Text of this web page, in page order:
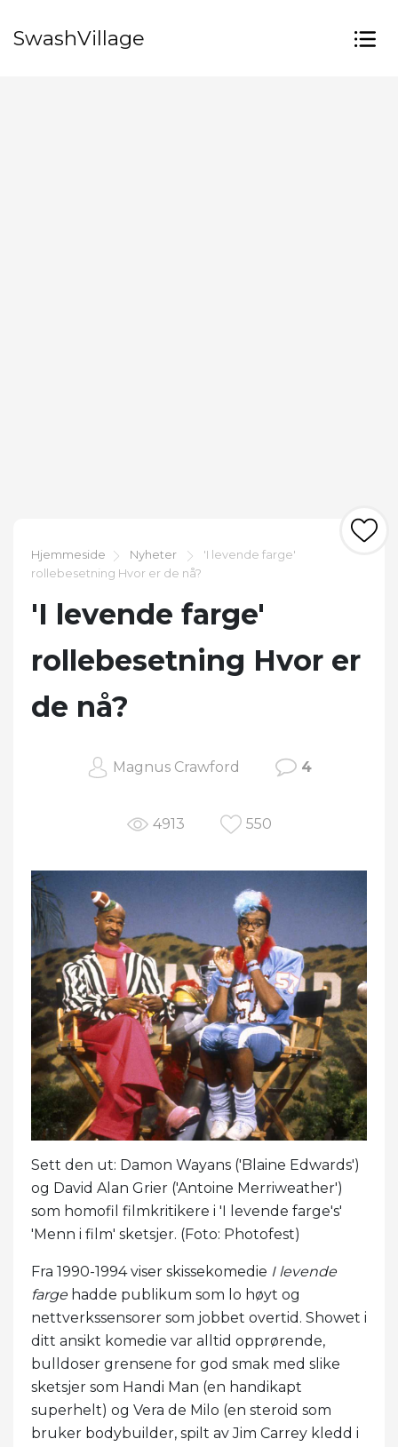
SwashVillage
Hjemmeside Nyheter
'I levende farge'
rollebesetning Hvor er de nå?
'I levende farge'
rollebesetning Hvor er
de nå?
Magnus Crawford 4
4913 550
Sett den ut: Damon Wayans ('Blaine Edwards')
og David Alan Grier ('Antoine Merriweather')
som homofil filmkritikere i 'I levende farge's'
'Menn i film' sketsjer. (Foto: Photofest)
Fra 1990-1994 viser skissekomedie I levende
fargehadde publikum som lo høyt og
nettverkssensorer som jobbet overtid. Showet i
ditt ansikt komedie var alltid opprørende,
bulldoser grensene for god smak med slike
sketsjer som Handi Man (en handikapt
superhelt) og Vera de Milo (en steroid som
bruker bodybuilder, spilt av Jim Carrey kledd i